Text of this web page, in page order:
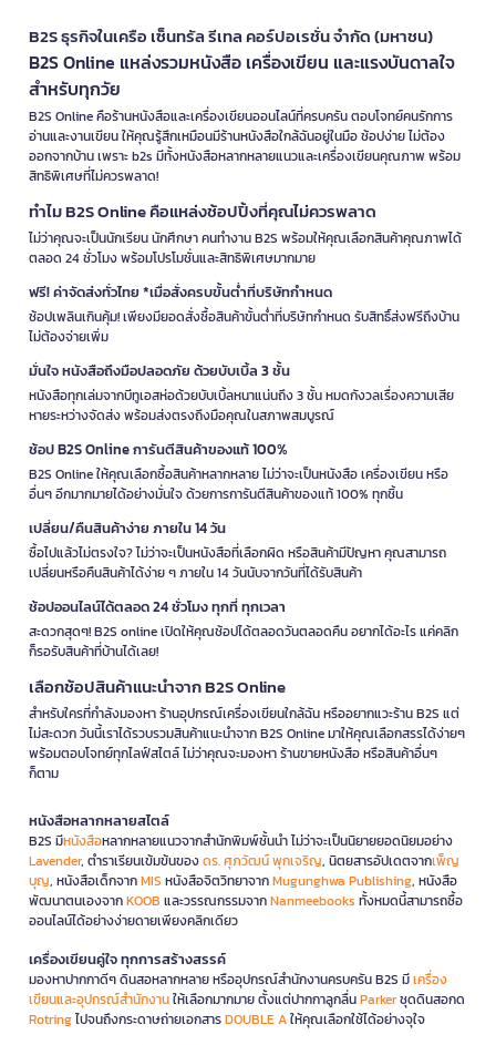
B2S ธุรกิจในเครือ เซ็นทรัล รีเทล คอร์ปอเรชั่น จำกัด (มหาชน)
B2S Online แหล่งรวมหนังสือ เครื่องเขียน และแรงบันดาลใจ
สำหรับทุกวัย
B2S Online คือร้านหนังสือและเครื่องเขียนออนไลน์ที่ครบครัน ตอบโจทย์คนรักการ
อ่านและงานเขียน ให้คุณรู้สึกเหมือนมีร้านหนังสือใกล้ฉันอยู่ในมือ ช้อปง่าย ไม่ต้อง
ออกจากบ้าน เพราะ b2s มีทั้งหนังสือหลากหลายแนวและเครื่องเขียนคุณภาพ พร้อม
สิทธิพิเศษที่ไม่ควรพลาด!
ทำไม B2S Online คือแหล่งช้อปปิ้งที่คุณไม่ควรพลาด
ไม่ว่าคุณจะเป็นนักเรียน นักศึกษา คนทำงาน B2S พร้อมให้คุณเลือกสินค้าคุณภาพได้
ตลอด 24 ชั่วโมง พร้อมโปรโมชั่นและสิทธิพิเศษมากมาย
ฟรี! ค่าจัดส่งทั่วไทย *เมื่อสั่งครบขั้นต่ำที่บริษัทกำหนด
ช้อปเพลินเกินคุ้ม! เพียงมียอดสั่งซื้อสินค้าขั้นต่ำที่บริษัทกำหนด รับสิทธิ์ส่งฟรีถึงบ้าน
ไม่ต้องจ่ายเพิ่ม
มั่นใจ หนังสือถึงมือปลอดภัย ด้วยบับเบิ้ล 3 ชั้น
หนังสือทุกเล่มจากบีทูเอสห่อด้วยบับเบิ้ลหนาแน่นถึง 3 ชั้น หมดกังวลเรื่องความเสีย
หายระหว่างจัดส่ง พร้อมส่งตรงถึงมือคุณในสภาพสมบูรณ์
ช้อป B2S Online การันตีสินค้าของแท้ 100%
B2S Online ให้คุณเลือกซื้อสินค้าหลากหลาย ไม่ว่าจะเป็นหนังสือ เครื่องเขียน หรือ
อื่นๆ อีกมากมายได้อย่างมั่นใจ ด้วยการการันตีสินค้าของแท้ 100% ทุกชิ้น
เปลี่ยน/คืนสินค้าง่าย ภายใน 14 วัน
ซื้อไปแล้วไม่ตรงใจ? ไม่ว่าจะเป็นหนังสือที่เลือกผิด หรือสินค้ามีปัญหา คุณสามารถ
เปลี่ยนหรือคืนสินค้าได้ง่าย ๆ ภายใน 14 วันนับจากวันที่ได้รับสินค้า
ช้อปออนไลน์ได้ตลอด 24 ชั่วโมง ทุกที่ ทุกเวลา
สะดวกสุดๆ! B2S online เปิดให้คุณช้อปได้ตลอดวันตลอดคืน อยากได้อะไร แค่คลิก
ก็รอรับสินค้าที่บ้านได้เลย!
เลือกช้อปสินค้าแนะนำจาก B2S Online
สำหรับใครที่กำลังมองหา ร้านอุปกรณ์เครื่องเขียนใกล้ฉัน หรืออยากแวะร้าน B2S แต่
ไม่สะดวก วันนี้เราได้รวบรวมสินค้าแนะนำจาก B2S Online มาให้คุณเลือกสรรได้ง่ายๆ
พร้อมตอบโจทย์ทุกไลฟ์สไตล์ ไม่ว่าคุณจะมองหา ร้านขายหนังสือ หรือสินค้าอื่นๆ
ก็ตาม
หนังสือหลากหลายสไตล์
B2S มีหนังสือหลากหลายแนวจากสำนักพิมพ์ชั้นนำ ไม่ว่าจะเป็นนิยายยอดนิยมอย่าง
Lavender, ตำราเรียนเข้มข้นของดร. ศุภวัฒน์ พุกเจริญ, นิตยสารอัปเดตจากเพ็ญ
บุญ, หนังสือเด็กจากMIS หนังสือจิตวิทยาจากMugunghwa Publishing, หนังสือ
พัฒนาตนเองจากKOOB และวรรณกรรมจากNanmeebooks ทั้งหมดนี้สามารถซื้อ
ออนไลน์ได้อย่างง่ายดายเพียงคลิกเดียว
เครื่องเขียนคู่ใจ ทุกการสร้างสรรค์
มองหาปากกาดีๆ ดินสอหลากหลาย หรืออุปกรณ์สำนักงานครบครัน B2S มีเครื่อง
เขียนและอุปกรณ์สำนักงานให้เลือกมากมาย ตั้งแต่ปากกาลูกลื่นParkerชุดดินสอกด
Rotringไปจนถึงกระดาษถ่ายเอกสารDOUBLE Aให้คุณเลือกใช้ได้อย่างจุใจ